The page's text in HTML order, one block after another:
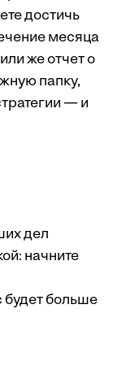
достичь
месяца
же отчет о
папку,
— и
дел
начните
будет больше